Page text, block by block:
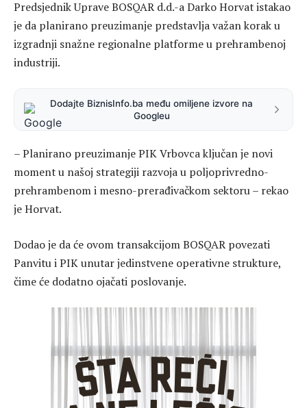
Predsjednik Uprave BOSQAR d.d.-a Darko Horvat istakao
je da planirano preuzimanje predstavlja važan korak u
izgradnji snažne regionalne platforme u prehrambenoj
industriji.
Dodajte BiznisInfo.ba među omiljene izvore na
Googleu
– Planirano preuzimanje PIK Vrbovca ključan je novi
moment u našoj strategiji razvoja u poljoprivredno-
prehrambenom i mesno-prerađivačkom sektoru – rekao
je Horvat.
Dodao je da će ovom transakcijom BOSQAR povezati
Panvitu i PIK unutar jedinstvene operativne strukture,
čime će dodatno ojačati poslovanje.